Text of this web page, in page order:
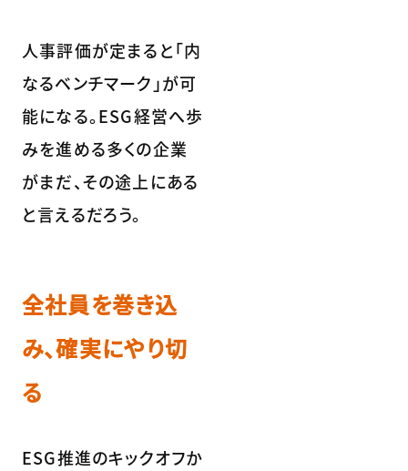
人事評価が定まると「内
なるベンチマーク」が可
能になる。ESG経営へ歩
みを進める多くの企業
がまだ、その途上にある
と言えるだろう。
全社員を巻き込
み、確実にやり切
る
ESG推進のキックオフか